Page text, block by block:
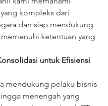
kompleks dari
dan siap mendukung
ketentuan yang
untuk Efisiensi
mendukung pelaku bisnis
menengah yang